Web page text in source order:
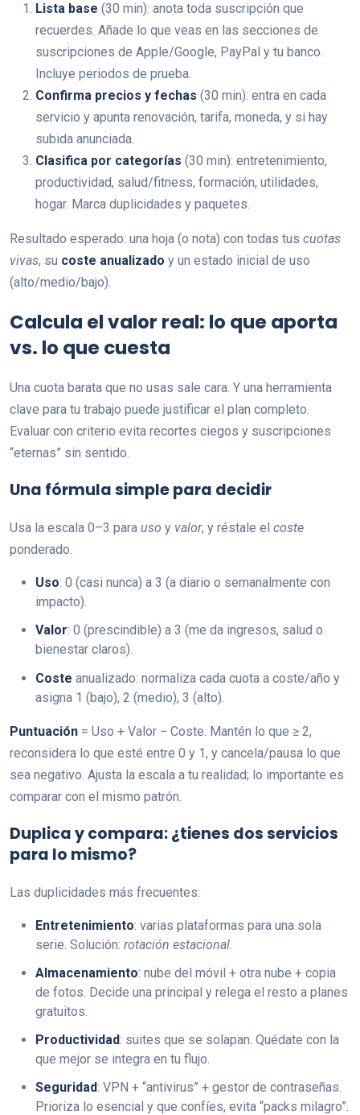
Lista base (30 min): anota toda suscripción que
recuerdes. Añade lo que veas en las secciones de
suscripciones de Apple/Google, PayPal y tu banco.
Incluye periodos de prueba.
Confirma precios y fechas (30 min): entra en cada
servicio y apunta renovación, tarifa, moneda, y si hay
subida anunciada.
Clasifica por categorías (30 min): entretenimiento,
productividad, salud/fitness, formación, utilidades,
hogar. Marca duplicidades y paquetes.
Resultado esperado: una hoja (o nota) con todas tus cuotas
vivas, su coste anualizado y un estado inicial de uso
(alto/medio/bajo).
Calcula el valor real: lo que aporta
vs. lo que cuesta
Una cuota barata que no usas sale cara. Y una herramienta
clave para tu trabajo puede justificar el plan completo.
Evaluar con criterio evita recortes ciegos y suscripciones
“eternas” sin sentido.
Una fórmula simple para decidir
Usa la escala 0–3 para uso y valor, y réstale el coste
ponderado.
Uso: 0 (casi nunca) a 3 (a diario o semanalmente con
impacto).
Valor: 0 (prescindible) a 3 (me da ingresos, salud o
bienestar claros).
Coste anualizado: normaliza cada cuota a coste/año y
asigna 1 (bajo), 2 (medio), 3 (alto).
Puntuación = Uso + Valor − Coste. Mantén lo que ≥ 2,
reconsidera lo que esté entre 0 y 1, y cancela/pausa lo que
sea negativo. Ajusta la escala a tu realidad; lo importante es
comparar con el mismo patrón.
Duplica y compara: ¿tienes dos servicios
para lo mismo?
Las duplicidades más frecuentes:
Entretenimiento: varias plataformas para una sola
serie. Solución: rotación estacional
Almacenamiento: nube del móvil + otra nube + copia
de fotos. Decide una principal y relega el resto a planes
gratuitos.
Productividad: suites que se solapan. Quédate con la
que mejor se integra en tu flujo.
Seguridad: VPN + “antivirus” + gestor de contraseñas.
Prioriza lo esencial y que confíes, evita “packs milagro”.